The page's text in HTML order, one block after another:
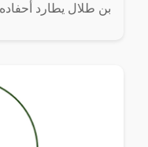
بن طلال يطارد